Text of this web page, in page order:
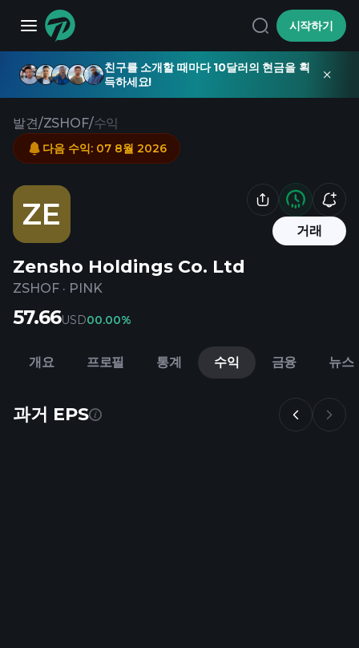
시작하기
친구를 소개할 때마다 10달러의 현금을 획
득하세요!
발견/ZSHOF/수익
ZE 거래
Zensho Holdings Co. Ltd
ZSHOF · PINK
다음 수익: 07 8월 2026
57.66USD00.00%
개요 프로필 통계 수익 금융 뉴스
과거 EPS